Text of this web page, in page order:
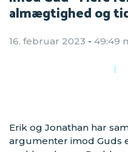
almægtighed og
16. februar 2023 - 49:49
Erik og Jonathan har
argumenter imod Guds